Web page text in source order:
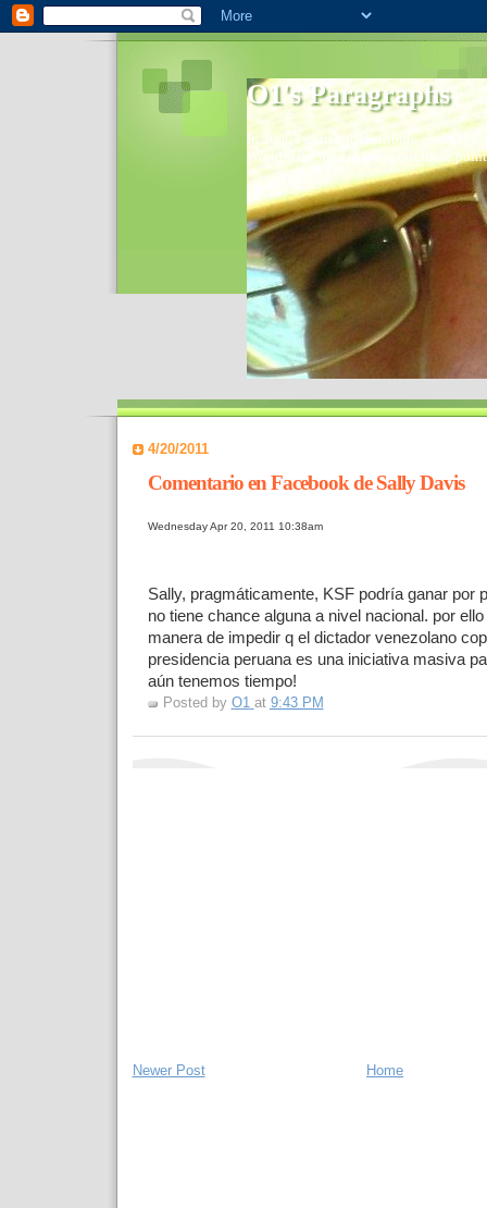
O1's Paragraphs
In 2006 I started to distribute
World- I decided to bring out those
4/20/2011
Comentario en Facebook de Sally Davis
Wednesday Apr 20, 2011 10:38am
Sally, pragmáticamente, KSF podría ganar por
no tiene chance alguna a nivel nacional. por
manera de impedir q el dictador venezolano
presidencia peruana es una iniciativa masiva
aún tenemos tiempo!
Posted by O1 at 9:43 PM
Newer Post Home